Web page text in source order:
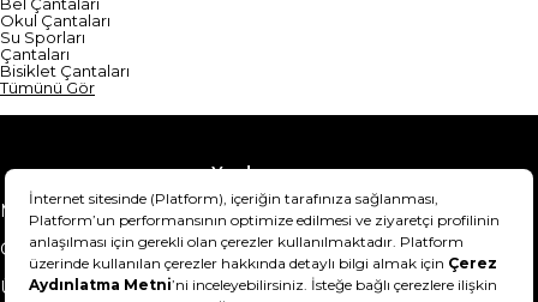
Okul Çantaları
Su Sporları
Çantaları
Bisiklet Çantaları
Tümünü Gör
Yardım
Mesafeli Satış Sözleşmesi
Teslimat Bilgisi
Gizlilik Sözleşmesi
Şartlar & Koşullar
Ürünümü nasıl iade
Hakkımızda